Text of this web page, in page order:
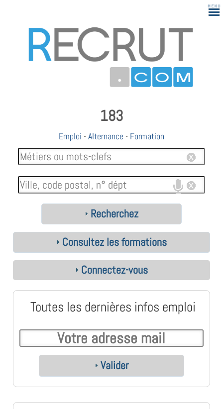
183
Emploi -Alternance - Formation
Recherchez
Consultez les formations
Connectez-vous
Toutes les dernières infos emploi
Valider